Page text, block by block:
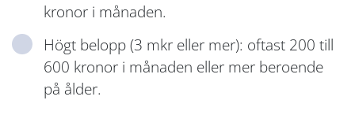
kronor i månaden.
Högt belopp (3 mkr eller mer): oftast 200 till
600 kronor i månaden eller mer beroende
på ålder.